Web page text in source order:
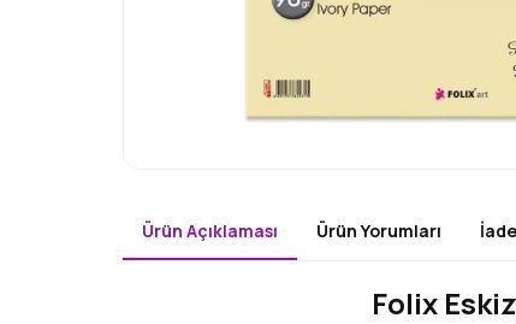
Ürün Açıklaması Ürün Yorumları
Folix